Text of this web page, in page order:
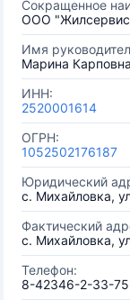
Сокращенное
ООО
Имя
Марина
ИНН:
2520001614
ОГРН:
1052502176187
Юридический
с. Михайловка,
Фактический
с. Михайловка,
Телефон:
8-42346-2-33-75